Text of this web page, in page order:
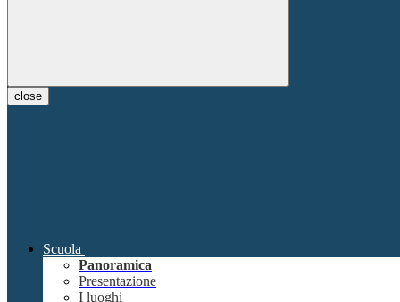
close
Scuola
Panoramica
Presentazione
I luoghi